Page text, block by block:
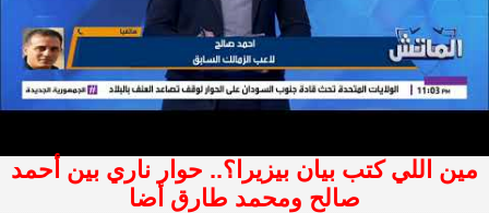
مين اللي كتب بيان بيزيرا؟.. حوار ناري بين أحمد
صالح ومحمد طارق أضا